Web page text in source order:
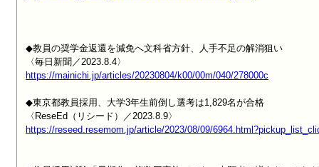
◆教員の奨学金返還を減免へ文科省方針、人手不足の解消狙い
https://mainichi.jp/articles/20230804/k00/00m/040/278000c
◆東京都教員採用、大学3年生前倒し選考は1,829名が合格
https://reseed.resemom.jp/article/2023/08/09/